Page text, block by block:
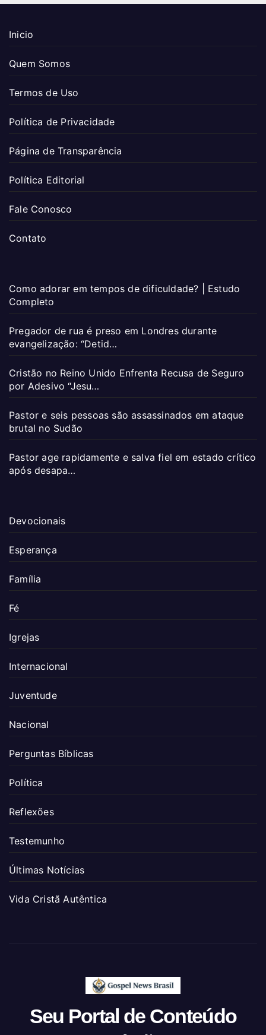
Inicio
Quem Somos
Termos de Uso
Política de Privacidade
Página de Transparência
Política Editorial
Fale Conosco
Contato
Como adorar em tempos de dificuldade? | Estudo
Completo
Pregador de rua é preso em Londres durante
evangelização: “Detid…
Cristão no Reino Unido Enfrenta Recusa de Seguro
por Adesivo “Jesu…
Pastor e seis pessoas são assassinados em ataque
brutal no Sudão
Pastor age rapidamente e salva fiel em estado crítico
após desapa…
Devocionais
Esperança
Família
Fé
Igrejas
Internacional
Juventude
Nacional
Perguntas Bíblicas
Política
Reflexões
Testemunho
Últimas Notícias
Vida Cristã Autêntica
Seu Portal de Conteúdo